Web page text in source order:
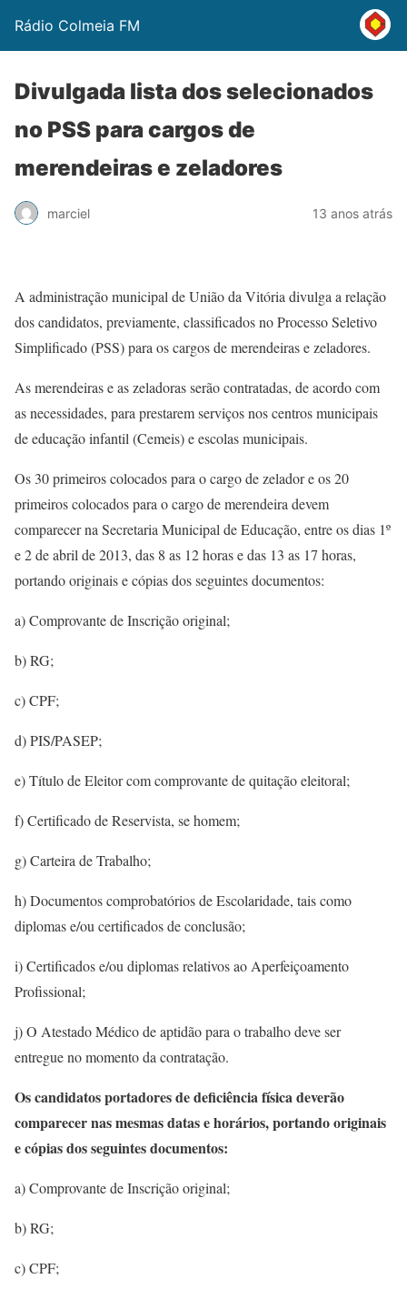
Rádio Colmeia FM
Divulgada lista dos selecionados
no PSS para cargos de
merendeiras e zeladores
marciel 13 anos atrás
A administração municipal de União da Vitória divulga a relação
dos candidatos, previamente, classificados no Processo Seletivo
Simplificado (PSS) para os cargos de merendeiras e zeladores.
As merendeiras e as zeladoras serão contratadas, de acordo com
as necessidades, para prestarem serviços nos centros municipais
de educação infantil (Cemeis) e escolas municipais.
Os 30 primeiros colocados para o cargo de zelador e os 20
primeiros colocados para o cargo de merendeira devem
comparecer na Secretaria Municipal de Educação, entre os dias 1º
e 2 de abril de 2013, das 8 as 12 horas e das 13 as 17 horas,
portando originais e cópias dos seguintes documentos:
a) Comprovante de Inscrição original;
b) RG;
c) CPF;
d) PIS/PASEP;
e) Título de Eleitor com comprovante de quitação eleitoral;
f) Certificado de Reservista, se homem;
g) Carteira de Trabalho;
h) Documentos comprobatórios de Escolaridade, tais como
diplomas e/ou certificados de conclusão;
i) Certificados e/ou diplomas relativos ao Aperfeiçoamento
Profissional;
j) O Atestado Médico de aptidão para o trabalho deve ser
entregue no momento da contratação.
Os candidatos portadores de deficiência físicadeverão
comparecer nas mesmas datas e horários, portando originais
e cópias dos seguintes documentos:
a) Comprovante de Inscrição original;
b) RG;
c) CPF;